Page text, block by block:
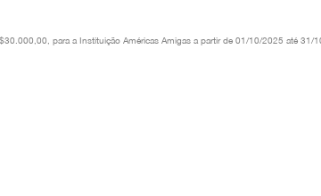
para a Instituição Américas Amigas a partir de 01/10/2025 até 31/